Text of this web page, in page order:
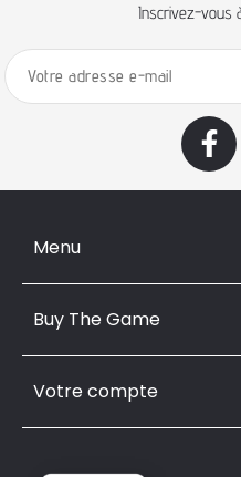
Inscrivez-vous
Menu
Buy The Game
Votre compte